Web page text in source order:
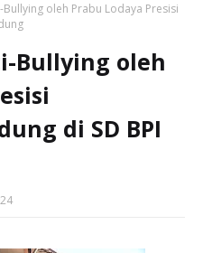
Bullying oleh Prabu Lodaya Presisi
Bullying oleh
di SD BPI